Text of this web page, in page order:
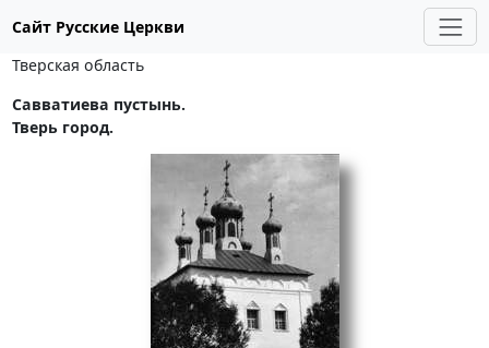
Сайт Русские Церкви
Тверская область
Савватиева пустынь.
Тверь город.